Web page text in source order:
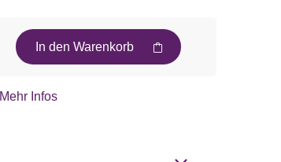
In den Warenkorb
Mehr Infos